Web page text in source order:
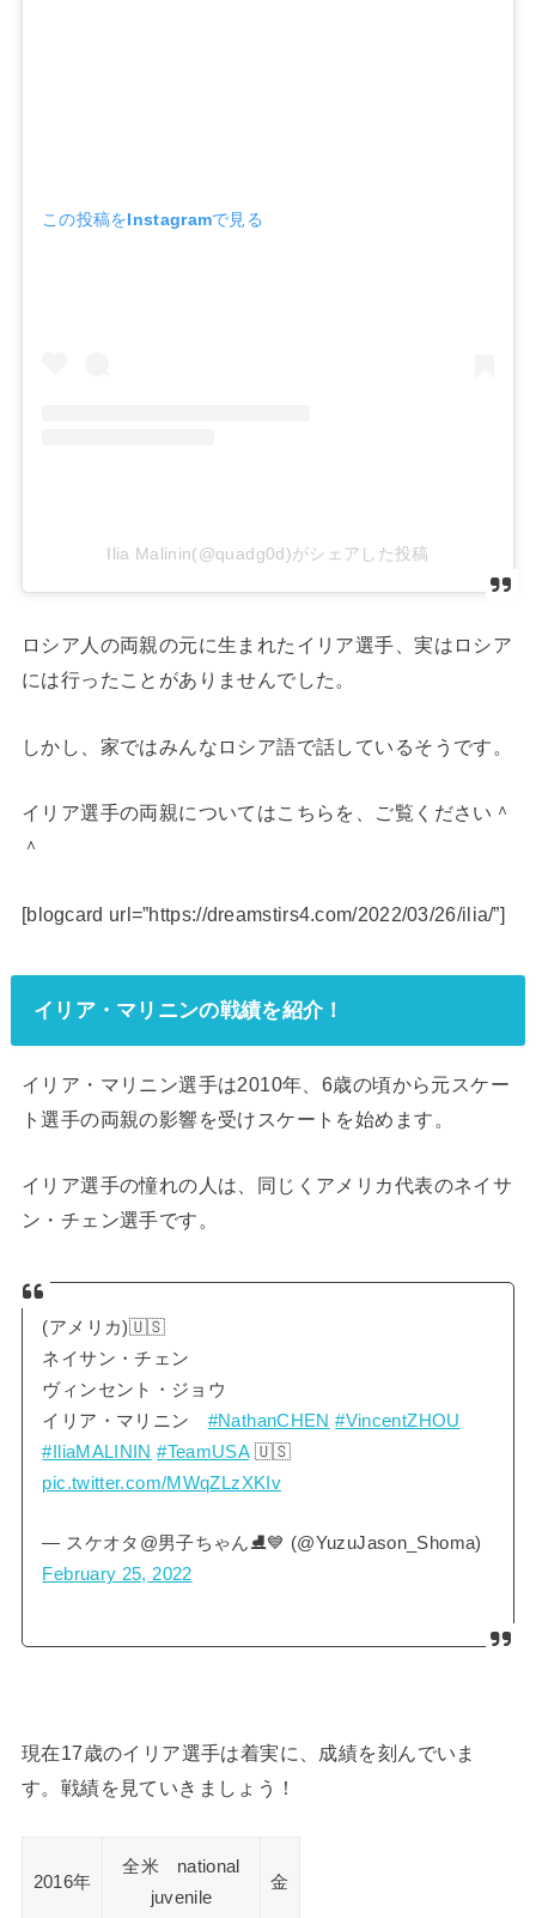
この投稿をInstagramで見る
Ilia Malinin(@quadg0d)がシェアした投稿
ロシア人の両親の元に生まれたイリア選手、実はロシア
には行ったことがありませんでした。
しかし、家ではみんなロシア語で話しているそうです。
イリア選手の両親についてはこちらを、ご覧ください＾
＾
[blogcard url=”https://dreamstirs4.com/2022/03/26/ilia/”]
イリア・マリニンの戦績を紹介！
イリア・マリニン選手は2010年、6歳の頃から元スケー
ト選手の両親の影響を受けスケートを始めます。
イリア選手の憧れの人は、同じくアメリカ代表のネイサ
ン・チェン選手です。
(アメリカ)🇺🇸
ネイサン・チェン
ヴィンセント・ジョウ
イリア・マリニン #NathanCHEN #VincentZHOU
#IliaMALININ #TeamUSA🇺🇸
pic.twitter.com/MWqZLzXKIv
— スケオタ@男子ちゃん⛸💙 (@YuzuJason_Shoma)
February 25, 2022
現在17歳のイリア選手は着実に、成績を刻んでいま
す。戦績を見ていきましょう！
2016年
全米 national
juvenile
金